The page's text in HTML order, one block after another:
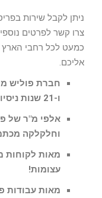
ניתן לקבל שירות
צרו קשר לפרטים
כמעט לכל רחבי הארץ –
אליכם.
ו-21 שנות ניסיון בשטח!
אלפי מ"ר של
וחלקלקה
מאות לקוחות
עצומות!
מאות עבודות